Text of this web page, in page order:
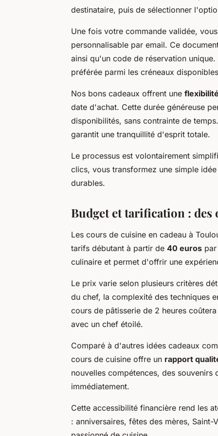
destinataire, puis de sélectionner
Une fois votre commande validée,
personnalisable par email. Ce
ainsi qu'un code de réservation
préférée parmi les créneaux
Nos bons cadeaux offrent une
date d'achat. Cette durée généreuse
disponibilités, sans contrainte de
garantit une tranquillité d'esprit totale.
Le processus est volontairement
clics, vous transformez une simple
durables.
Budget et tarification : des
Les cours de cuisine en cadeau à
tarifs débutant à partir de 40 euros
culinaire et permet d'offrir une
Le prix varie selon plusieurs critères
du chef, la complexité des techniques
cours de pâtisserie de 2 heures
avec un chef étoilé.
Comparé à d'autres idées cadeaux
cours de cuisine offre un rapport
nouvelles compétences, des souvenirs
immédiatement.
Cette accessibilité financière rend les
: anniversaires, fêtes des mères,